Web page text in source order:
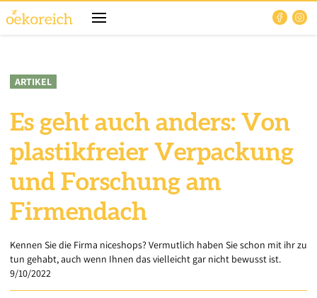
ARTIKEL
Es geht auch anders: Von
plastikfreier Verpackung
und Forschung am
Firmendach
Kennen Sie die Firma niceshops? Vermutlich haben Sie schon mit ihr zu
tun gehabt, auch wenn Ihnen das vielleicht gar nicht bewusst ist.
9/10/2022